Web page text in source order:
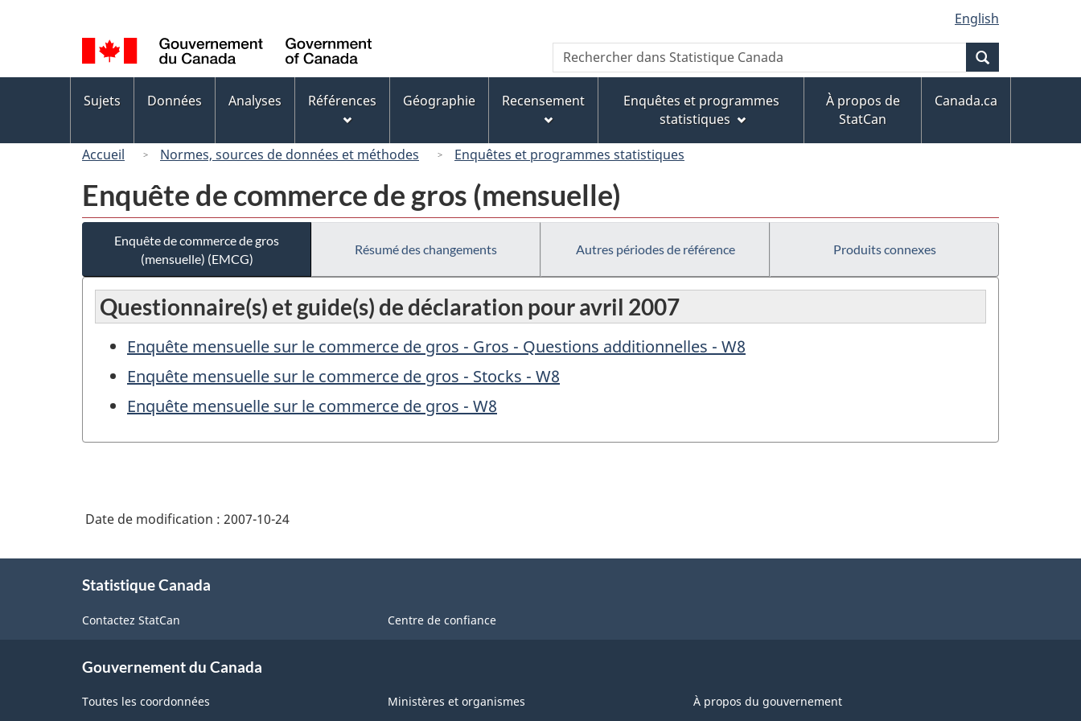
au
contenu
principal
« À
propos
de
ce
version
HTML
simplifiée
de
la
langue
English
Canada
Recherche
Rechercher
dans
Canada
des
Sujets Données Analyses Références Géographie Recensement
Enquêtes et programmes
statistiques
À propos de
StatCan
Canada.ca
Accueil Normes, sources de données et méthodes Enquêtes et programmes statistiques
Enquête de commerce de gros (mensuelle)
Enquête de commerce de gros
(mensuelle) (EMCG)
Résumé des changements Autres périodes de référence Produits connexes
Questionnaire(s) et guide(s) de déclaration pour avril 2007
Enquête mensuelle sur le commerce de gros - Gros - Questions additionnelles - W8
Enquête mensuelle sur le commerce de gros - Stocks - W8
Enquête mensuelle sur le commerce de gros - W8
Date de modification : 2007-10-24
Statistique Canada
Contactez StatCan Centre de confiance
Gouvernement du Canada
Toutes les coordonnées Ministères et organismes À propos du gouvernement